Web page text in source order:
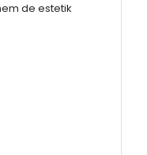
de estetik